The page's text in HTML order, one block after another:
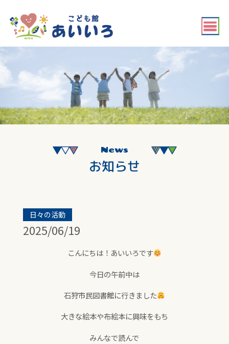
News
お知らせ
日々の活動
2025/06/19
こんにちは！あいいろです
今日の午前中は
石狩市民図書館に行きました
大きな絵本や布絵本に興味をもち
みんなで読んで